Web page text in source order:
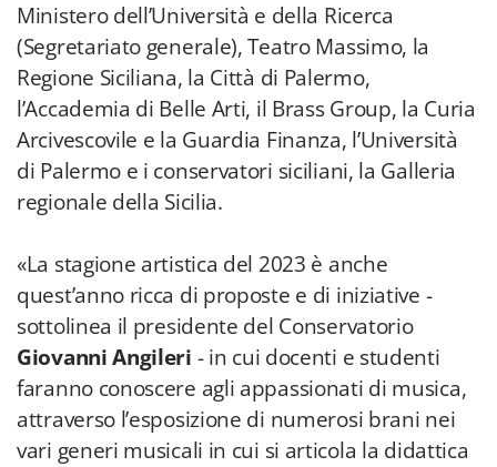
Ministero dell’Università e della Ricerca
(Segretariato generale), Teatro Massimo, la
Regione Siciliana, la Città di Palermo,
l’Accademia di Belle Arti, il Brass Group, la Curia
Arcivescovile e la Guardia Finanza, l’Università
di Palermo e i conservatori siciliani, la Galleria
regionale della Sicilia.
«La stagione artistica del 2023 è anche
quest’anno ricca di proposte e di iniziative -
sottolinea il presidente del Conservatorio
Giovanni Angileri - in cui docenti e studenti
faranno conoscere agli appassionati di musica,
attraverso l’esposizione di numerosi brani nei
vari generi musicali in cui si articola la didattica